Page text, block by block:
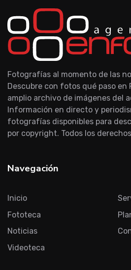
Fotografías al momento de las
Descubre con fotos qué paso en
amplio archivo de imágenes del
Información en directo y
fotografías disponibles para
por copyright. Todos los
Navegación
Inicio
Fototeca
Noticias
Videoteca